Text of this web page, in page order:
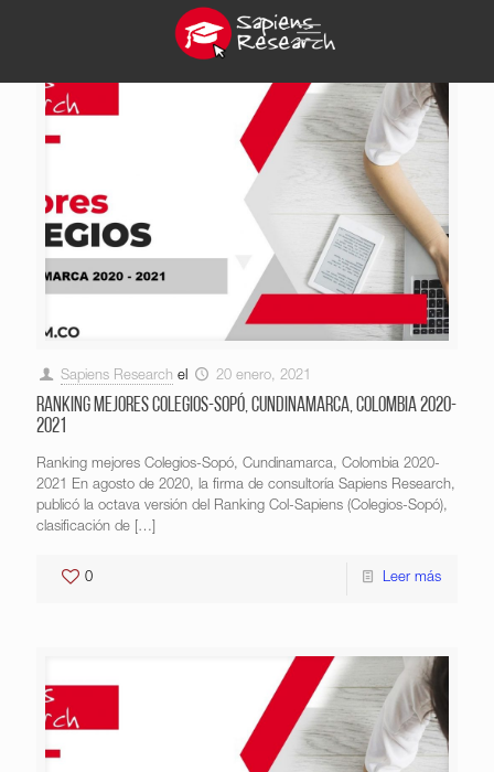
Sapiens Research el 20 enero, 2021
Ranking mejores Colegios-Sopó, Cundinamarca, Colombia 2020-
2021
Ranking mejores Colegios-Sopó, Cundinamarca, Colombia 2020-
2021 En agosto de 2020, la firma de consultoría Sapiens Research,
publicó la octava versión del Ranking Col-Sapiens (Colegios-Sopó),
clasificación de […]
0 Leer más